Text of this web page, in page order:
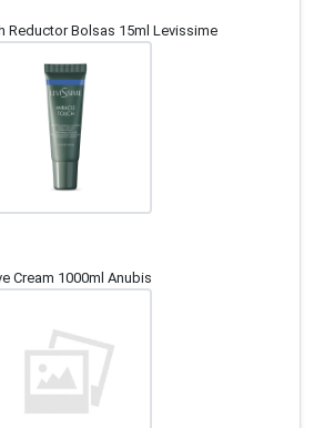
Reductor Bolsas 15ml Levissime
Cream 1000ml Anubis